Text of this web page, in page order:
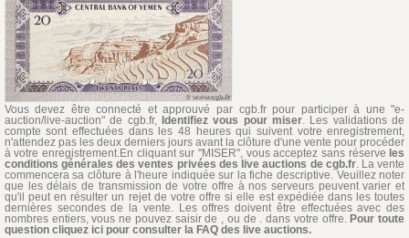
Vous devez être connecté et approuvé par cgb.fr pour participer à une "e-
auction/live-auction" de cgb.fr, Identifiez vous pour miser. Les validations de
compte sont effectuées dans les 48 heures qui suivent votre enregistrement,
n'attendez pas les deux derniers jours avant la clôture d'une vente pour procéder
à votre enregistrement.En cliquant sur "MISER", vous acceptez sans réserve les
conditions générales des ventes privées des live auctions de cgb.fr. La vente
commencera sa clôture à l'heure indiquée sur la fiche descriptive. Veuillez noter
que les délais de transmission de votre offre à nos serveurs peuvent varier et
qu'il peut en résulter un rejet de votre offre si elle est expédiée dans les toutes
dernières secondes de la vente. Les offres doivent être effectuées avec des
nombres entiers, vous ne pouvez saisir de , ou de . dans votre offre. Pour toute
question cliquez ici pour consulter la FAQ des live auctions.